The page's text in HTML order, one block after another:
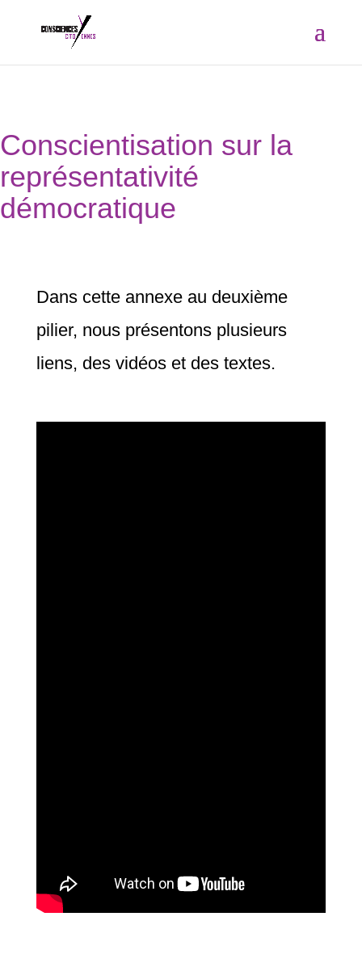
Conscientisation sur la
représentativité
démocratique
Dans cette annexe au deuxième
pilier, nous présentons plusieurs
liens, des vidéos et des textes.